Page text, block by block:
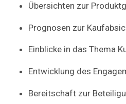
Übersichten zur
Prognosen zur
Einblicke in das Thema
Entwicklung des
Bereitschaft zur